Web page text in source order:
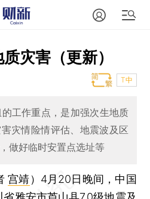
灾害（更新）
T中
工作重点，是加强次生地质
灾情险情评估、地震波及区
做好临时安置点选址等
宫靖） 4月20日晚间，中国